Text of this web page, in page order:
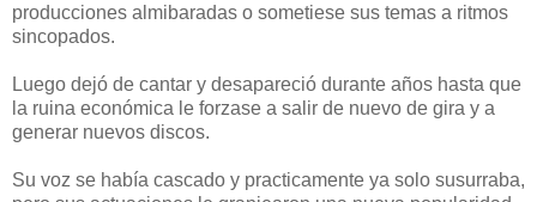
producciones almibaradas o sometiese sus temas a ritmos
sincopados.
Luego dejó de cantar y desapareció durante años hasta que
la ruina económica le forzase a salir de nuevo de gira y a
generar nuevos discos.
Su voz se había cascado y practicamente ya solo susurraba,